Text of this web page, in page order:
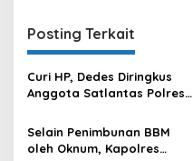
Posting Terkait
Curi HP, Dedes Diringkus
Anggota Satlantas Polres
Selain Penimbunan BBM
oleh Oknum, Kapolres